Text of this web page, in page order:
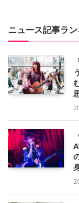
ニュース記事ラン